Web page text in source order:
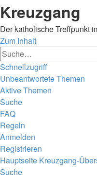
Kreuzgang
Der katholische Treffpunkt
Zum Inhalt
Schnellzugriff
Unbeantwortete Themen
Aktive Themen
Suche
FAQ
Regeln
Anmelden
Registrieren
Hauptseite Kreuzgang-
Suche